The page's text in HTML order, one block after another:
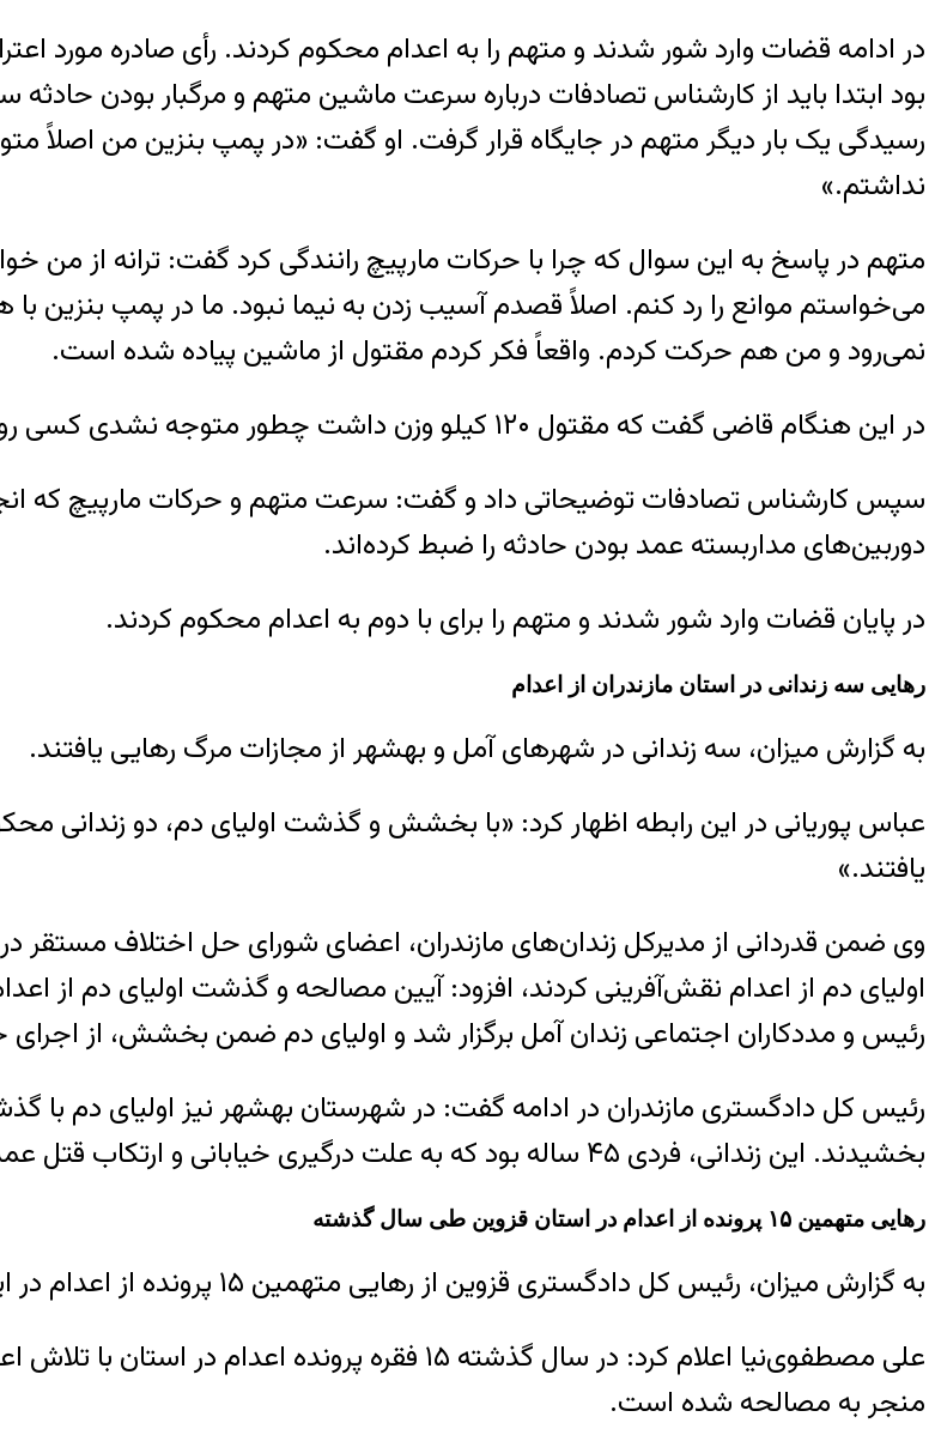
در ادامه قضات وارد شور شدند و متهم را به اعدام محکوم کردند. رأی صادره مورد
بود ابتدا باید از کارشناس تصادفات درباره سرعت ماشین متهم و مرگبار بودن
رسیدگی یک بار دیگر متهم در جایگاه قرار گرفت. او گفت: «در پمپ بنزین من
نداشتم.»
متهم در پاسخ به این سوال که چرا با حرکات مارپیچ رانندگی کرد گفت: ترانه از من
می‌خواستم موانع را رد کنم. اصلاً قصدم آسیب زدن به نیما نبود. ما در پمپ
نمی‌رود و من هم حرکت کردم. واقعاً فکر کردم مقتول از ماشین پیاده شده است.
در این هنگام قاضی گفت که مقتول ۱۲۰ کیلو وزن داشت چطور متوجه نشدی کسی روی صندوق ماشین تو است و متهم سکوت کرد.
سپس کارشناس تصادفات توضیحاتی داد و گفت: سرعت متهم و حرکات مارپیچ که
دوربین‌های مداربسته عمد بودن حادثه را ضبط کرده‌اند.
در پایان قضات وارد شور شدند و متهم را برای با دوم به اعدام محکوم کردند.
رهایی سه زندانی در استان مازندران از اعدام
به گزارش میزان، سه زندانی در شهرهای آمل و بهشهر از مجازات مرگ رهایی یافتند.
عباس پوریانی در این رابطه اظهار کرد: «با بخشش و گذشت اولیای دم، دو زندانی
یافتند.»
وی ضمن قدردانی از مدیرکل زندان‌های مازندران، اعضای شورای حل اختلاف مستقر
اولیای دم از اعدام نقش‌آفرینی کردند، افزود: آیین مصالحه و گذشت اولیای دم از
رئیس و مددکاران اجتماعی زندان آمل برگزار شد و اولیای دم ضمن بخشش، از
رئیس کل دادگستری مازندران در ادامه گفت: در شهرستان بهشهر نیز اولیای دم با
بخشیدند. این زندانی، فردی ۴۵ ساله بود که به علت درگیری خیابانی و ارتکاب قتل عمدی از سال ۱۴۰۱ در زندان شهرستان بهشهر بوده است.
رهایی متهمین ۱۵ پرونده از اعدام در استان قزوین طی سال گذشته
به گزارش میزان، رئیس کل دادگستری قزوین از رهایی متهمین ۱۵ پرونده از اعدام در این استان طی سال گذشته خبر داد.
علی مصطفوی‌نیا اعلام کرد: در سال گذشته ۱۵ فقره
منجر به مصالحه شده است.